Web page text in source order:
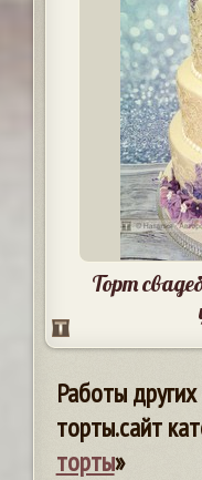
Торт
Работы
торты.сайт
торты»